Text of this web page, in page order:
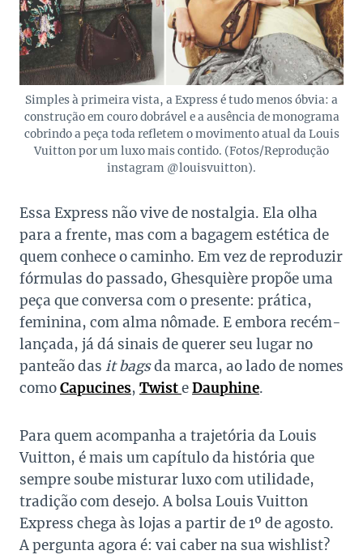
Simples à primeira vista, a Express é tudo menos óbvia: a
construção em couro dobrável e a ausência de monograma
cobrindo a peça toda refletem o movimento atual da Louis
Vuitton por um luxo mais contido. (Fotos/Reprodução
instagram @louisvuitton).
Essa Express não vive de nostalgia. Ela olha
para a frente, mas com a bagagem estética de
quem conhece o caminho. Em vez de reproduzir
fórmulas do passado, Ghesquière propõe uma
peça que conversa com o presente: prática,
feminina, com alma nômade. E embora recém-
lançada, já dá sinais de querer seu lugar no
panteão das it bagsda marca, ao lado de nomes
comoCapucines, TwisteDauphine.
Para quem acompanha a trajetória da Louis
Vuitton, é mais um capítulo da história que
sempre soube misturar luxo com utilidade,
tradição com desejo. A bolsa Louis Vuitton
Express chega às lojas a partir de 1º de agosto.
A pergunta agora é: vai caber na sua wishlist?